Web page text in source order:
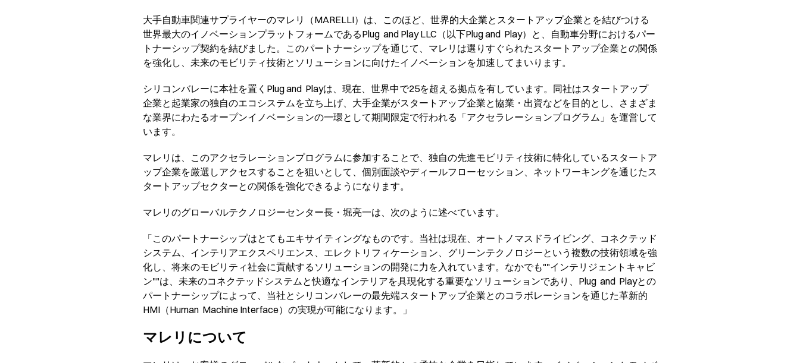
大手自動車関連サプライヤーのマレリ（MARELLI）は、このほど、世界的大企業とスタートアップ企業とを結びつける
世界最大のイノベーションプラットフォームであるPlug and Play LLC（以下Plug and Play）と、自動車分野におけるパー
トナーシップ契約を結びました。このパートナーシップを通じて、マレリは選りすぐられたスタートアップ企業との関係
を強化し、未来のモビリティ技術とソリューションに向けたイノベーションを加速してまいります。
シリコンバレーに本社を置くPlug and Playは、現在、世界中で25を超える拠点を有しています。同社はスタートアップ
企業と起業家の独自のエコシステムを立ち上げ、大手企業がスタートアップ企業と協業・出資などを目的とし、さまざま
な業界にわたるオープンイノベーションの一環として期間限定で行われる「アクセラレーションプログラム」を運営して
います。
マレリは、このアクセラレーションプログラムに参加することで、独自の先進モビリティ技術に特化しているスタートア
ップ企業を厳選しアクセスすることを狙いとして、個別面談やディールフローセッション、ネットワーキングを通じたス
タートアップセクターとの関係を強化できるようになります。
マレリのグローバルテクノロジーセンター長・堀亮一は、次のように述べています。
「このパートナーシップはとてもエキサイティングなものです。当社は現在、オートノマスドライビング、コネクテッド
システム、インテリアエクスペリエンス、エレクトリフィケーション、グリーンテクノロジーという複数の技術領域を強
化し、将来のモビリティ社会に貢献するソリューションの開発に力を入れています。なかでも""インテリジェントキャビ
ン""は、未来のコネクテッドシステムと快適なインテリアを具現化する重要なソリューションであり、Plug and Playとの
パートナーシップによって、当社とシリコンバレーの最先端スタートアップ企業とのコラボレーションを通じた革新的
HMI（Human Machine Interface）の実現が可能になります。」
マレリについて